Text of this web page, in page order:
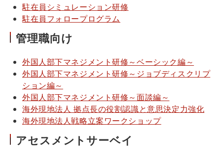
駐在員シミュレーション研修
駐在員フォロープログラム
管理職向け
外国人部下マネジメント研修～ベーシック編～
外国人部下マネジメント研修～ジョブディスクリプ
ション編～
外国人部下マネジメント研修～面談編～
海外現地法人 拠点長の役割認識と意思決定力強化
海外現地法人戦略立案ワークショップ
アセスメントサーベイ